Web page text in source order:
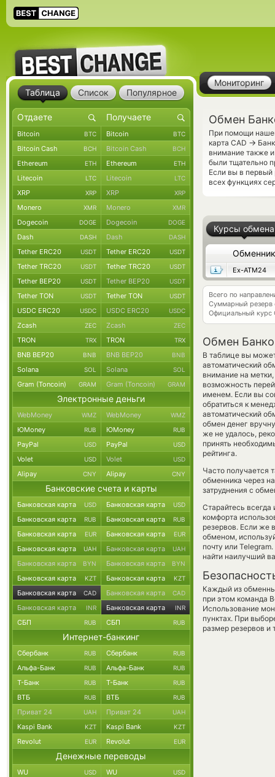
Мониторинг
Обмен
При помощи
карта CAD →
внимание также
были тщательно
Если вы в первый
всех функциях
Курсы обмена
Обменник
Ex-ATM24
Всего по
Суммарный резерв
Официальный курс
Обмен
В таблице вы
автоматический
внимание на
возможность
именем. Если вы
обратиться к
автоматический
обмен денег
же не удалось,
принять
рейтинга.
Часто получается
обменника через
затруднения с
Старайтесь всегда
комфорта
резервов. Если же
обменом,
почту или
найти наилучший
Каждый из
при этом команда
Использование
пунктах. При
размер резервов и
Таблица Список Популярное
Bitcoin BTC Bitcoin BTC
Bitcoin Cash BCH Bitcoin Cash BCH
Ethereum ETH Ethereum ETH
Litecoin LTC Litecoin LTC
XRP XRP XRP XRP
Monero XMR Monero XMR
Dogecoin DOGE Dogecoin DOGE
Dash DASH Dash DASH
Tether ERC20 USDT Tether ERC20 USDT
Tether TRC20 USDT Tether TRC20 USDT
Tether BEP20 USDT Tether BEP20 USDT
Tether TON USDT Tether TON USDT
USDC ERC20 USDC USDC ERC20 USDC
Zcash ZEC Zcash ZEC
TRON TRX TRON TRX
BNB BEP20 BNB BNB BEP20 BNB
Solana SOL Solana SOL
Gram (Toncoin) GRAM Gram (Toncoin) GRAM
Электронные деньги
WebMoney WMZ WebMoney WMZ
ЮMoney RUB ЮMoney RUB
PayPal USD PayPal USD
Volet USD Volet USD
Alipay CNY Alipay CNY
Банковские счета и карты
Банковская карта USD Банковская карта USD
Банковская карта RUB Банковская карта RUB
Банковская карта EUR Банковская карта EUR
Банковская карта UAH Банковская карта UAH
Банковская карта BYN Банковская карта BYN
Банковская карта KZT Банковская карта KZT
Банковская карта CAD Банковская карта CAD
Банковская карта INR Банковская карта INR
СБП RUB СБП RUB
Интернет-банкинг
Сбербанк RUB Сбербанк RUB
Альфа-Банк RUB Альфа-Банк RUB
Т-Банк RUB Т-Банк RUB
ВТБ RUB ВТБ RUB
Приват 24 UAH Приват 24 UAH
Kaspi Bank KZT Kaspi Bank KZT
Revolut EUR Revolut EUR
Денежные переводы
WU USD WU USD